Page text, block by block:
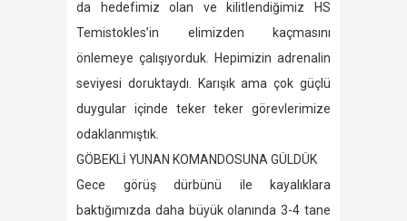
da hedefimiz olan ve kilitlendiğimiz HS
Temistokles’in elimizden kaçmasını
önlemeye çalışıyorduk. Hepimizin adrenalin
seviyesi doruktaydı. Karışık ama çok güçlü
duygular içinde teker teker görevlerimize
odaklanmıştık.
GÖBEKLİ YUNAN KOMANDOSUNA GÜLDÜK
Gece görüş dürbünü ile kayalıklara
baktığımızda daha büyük olanında 3-4 tane